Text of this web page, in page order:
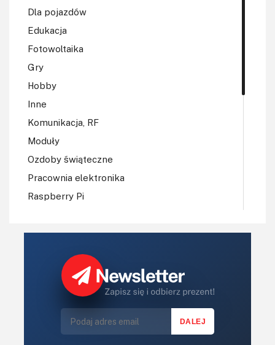
Dla pojazdów
Edukacja
Fotowoltaika
Gry
Hobby
Inne
Komunikacja, RF
Moduły
Ozdoby świąteczne
Pracownia elektronika
Raspberry Pi
Robotyka
Sterowniki silników
Technika μP, μC, PLD
Termometry i termostaty